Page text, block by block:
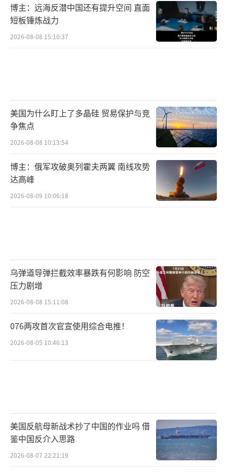
博主：远海反潜中国还有提升空间 直面
短板锤炼战力
2026-08-08 15:10:37
美国为什么盯上了多晶硅 贸易保护与竞
争焦点
2026-08-08 10:13:54
博主：俄军攻破奥列霍夫两翼 南线攻势
达高峰
2026-08-09 10:06:18
乌弹道导弹拦截效率暴跌有何影响 防空
压力剧增
2026-08-08 15:11:08
076两攻首次官宣使用综合电推！
2026-08-05 10:46:13
美国反航母新战术抄了中国的作业吗 借
鉴中国反介入思路
2026-08-07 22:21:19